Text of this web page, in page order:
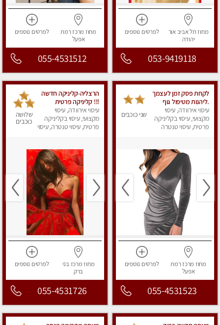
מחוז תל אביבאור
יהודה
לפרטים נוספים
053-9419118
מחוז מרכזרמת
אפעל
לפרטים נוספים
055-4531512
לקחת פסק זמן לעצמך
.ליהנות מטיפול גוף
במגע קסום .בפתח -
תקוה
עיסוי אירוודה, עיסוי
מקצועי, עיסוי בקליניקה
פרטית, עיסוי טנטרה
שני כוכבים
מחוז מרכזרמת
אפעל
לפרטים נוספים
055-4531523
הרצליה-קליניקה חדשה
!!! קליניקה פרטית
ואיכותית במיוחד
בהרצליה
עיסוי אירוודה, עיסוי
מקצועי, עיסוי בקליניקה
פרטית, עיסוי טנטרה, עיסוי
שלושה
כוכבים
מחוז מרכז בני
ברק
לפרטים נוספים
055-4531726